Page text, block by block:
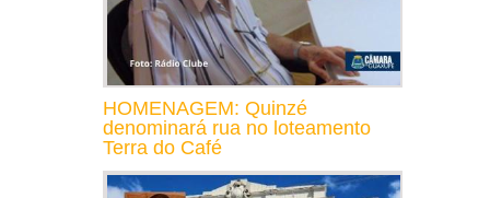
HOMENAGEM: Quinzé
denominará rua no loteamento
Terra do Café